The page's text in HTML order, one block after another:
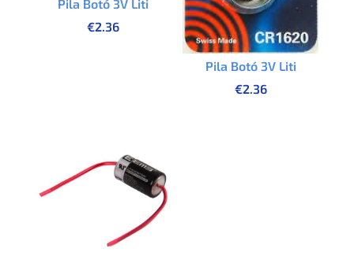
Pila Botó 3V Liti
€2.36
Pila Botó 3V Liti
€2.36